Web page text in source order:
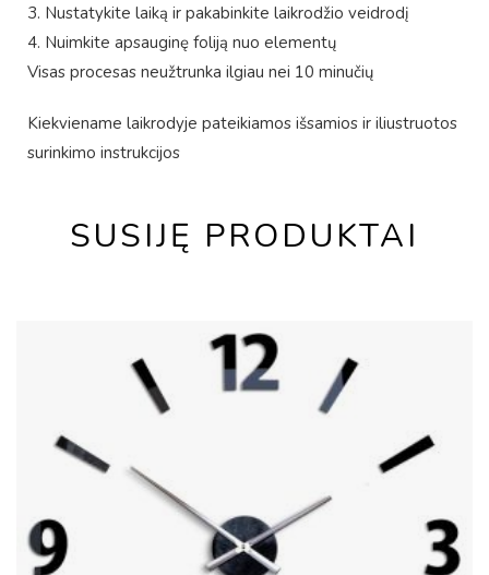
3. Nustatykite laiką ir pakabinkite laikrodžio veidrodį
4. Nuimkite apsauginę foliją nuo elementų
Visas procesas neužtrunka ilgiau nei 10 minučių
Kiekviename laikrodyje pateikiamos išsamios ir iliustruotos
surinkimo instrukcijos
SUSIJĘ PRODUKTAI